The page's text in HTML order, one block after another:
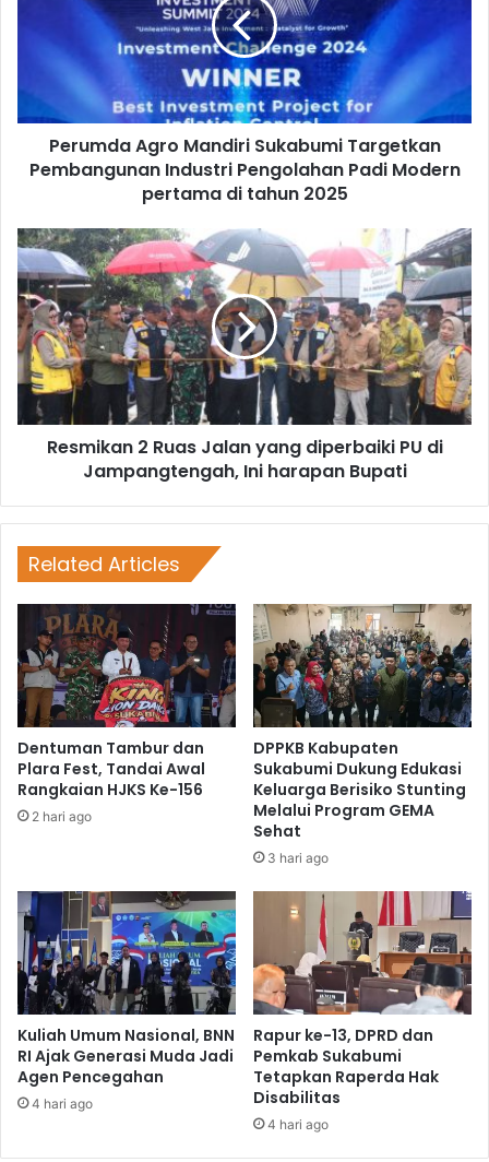
Perumda Agro Mandiri Sukabumi Targetkan
Pembangunan Industri Pengolahan Padi Modern
pertama di tahun 2025
Resmikan 2 Ruas Jalan yang diperbaiki PU di
Jampangtengah, Ini harapan Bupati
Related Articles
Dentuman Tambur dan
Plara Fest, Tandai Awal
Rangkaian HJKS Ke-156
2 hari ago
DPPKB Kabupaten
Sukabumi Dukung Edukasi
Keluarga Berisiko Stunting
Melalui Program GEMA
Sehat
3 hari ago
Kuliah Umum Nasional, BNN
RI Ajak Generasi Muda Jadi
Agen Pencegahan
4 hari ago
Rapur ke-13, DPRD dan
Pemkab Sukabumi
Tetapkan Raperda Hak
Disabilitas
4 hari ago